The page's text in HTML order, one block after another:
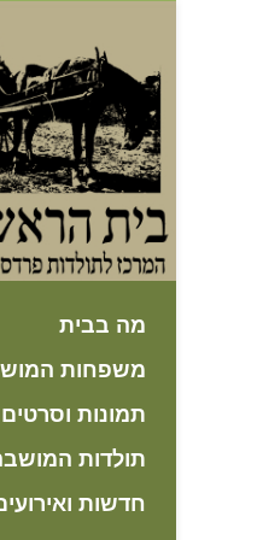
מה בבית
משפחות
תמונות וסרטים
תולדות
חדשות